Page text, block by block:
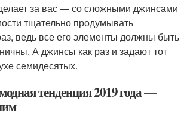
за вас — со сложными джинсами
тщательно продумывать
ведь все его элементы должны быть
А джинсы как раз и задают тот
семидесятых.
тенденция 2019 года —